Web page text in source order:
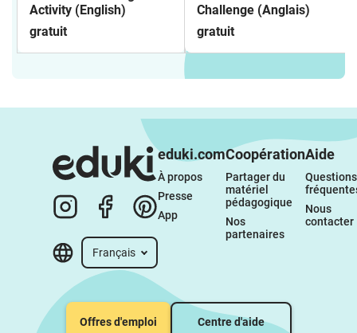
Activity (English)
gratuit
Challenge (Anglais)
gratuit
Français
eduki.com
À propos
Presse
App
Coopération
Partager du
matériel
pédagogique
Nos
partenaires
Aide
Questions
Nous
contacter
Offres d'emploi Centre d'aide